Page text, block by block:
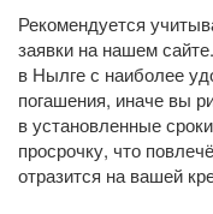
Рекомендуется
заявки на нашем
в Нылге с наиболее
погашения, иначе вы
в установленные
просрочку, что
отразится на вашей